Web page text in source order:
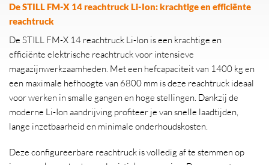
De STILL FM-X 14 reachtruck Li-Ion: krachtige en efficiënte
reachtruck
De STILL FM-X 14 reachtruck Li-Ion is een krachtige en
efficiënte elektrische reachtruck voor intensieve
magazijnwerkzaamheden. Met een hefcapaciteit van 1400 kg en
een maximale hefhoogte van 6800 mm is deze reachtruck ideaal
voor werken in smalle gangen en hoge stellingen. Dankzij de
moderne Li-Ion aandrijving profiteer je van snelle laadtijden,
lange inzetbaarheid en minimale onderhoudskosten.
Deze configureerbare reachtruck is volledig af te stemmen op